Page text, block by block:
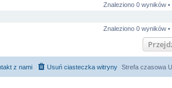
Znaleziono 0 wyników •
Znaleziono 0 wyników •
Strefa czasowa
Usuń ciasteczka witryny
z nami